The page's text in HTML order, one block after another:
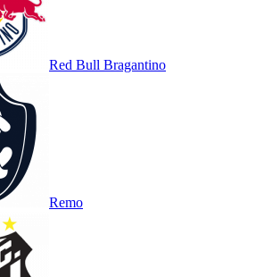
Red Bull Bragantino
Remo